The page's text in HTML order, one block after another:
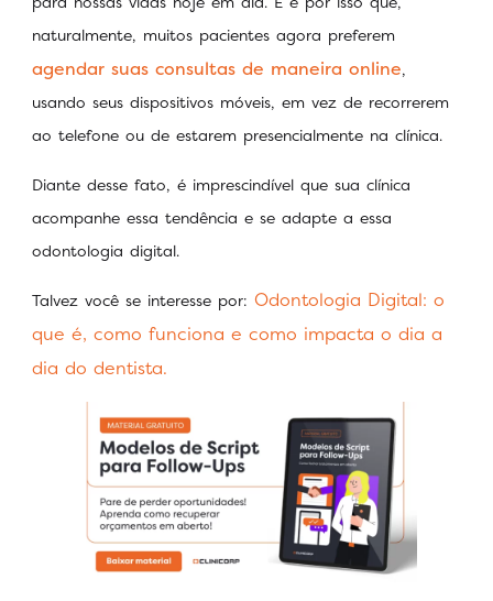
naturalmente, muitos pacientes agora preferem
agendar suas consultas de maneira online,
usando seus dispositivos móveis, em vez de recorrerem
ao telefone ou de estarem presencialmente na clínica.
Diante desse fato, é imprescindível que sua clínica
acompanhe essa tendência e se adapte a essa
odontologia digital.
Talvez você se interesse por: Odontologia Digital: o
que é, como funciona e como impacta o dia a
dia do dentista.